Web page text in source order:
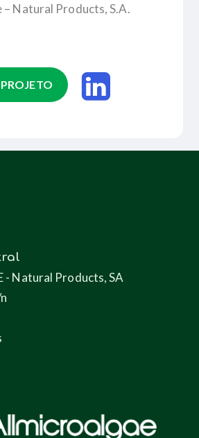
Natural Products, S.A.
- Natural Products, SA